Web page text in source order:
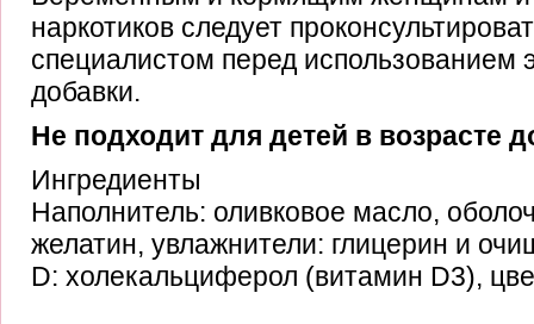
наркотиков следует
специалистом перед использованием
добавки.
Не подходит для детей в возрасте
Ингредиенты
Наполнитель: оливковое масло,
желатин, увлажнители: глицерин и
D: холекальциферол (витамин D3),